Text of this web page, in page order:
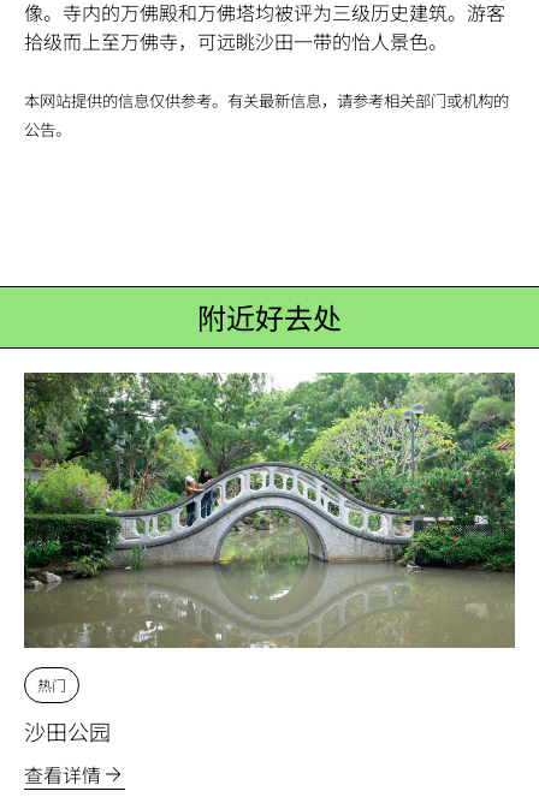
像。寺内的万佛殿和万佛塔均被评为三级历史建筑。游客
拾级而上至万佛寺，可远眺沙田一带的怡人景色。
本网站提供的信息仅供参考。有关最新信息，请参考相关部门或机构的
公告。
附近好去处
热门
沙田公园
查看详情